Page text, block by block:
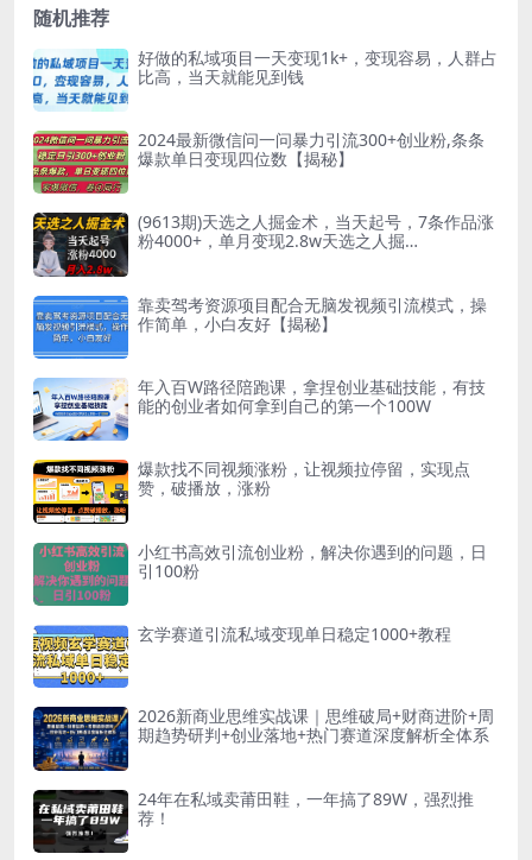
随机推荐
好做的私域项目一天变现1k+，变现容易，人群占
比高，当天就能见到钱
2024最新微信问一问暴力引流300+创业粉,条条
爆款单日变现四位数【揭秘】
(9613期)天选之人掘金术，当天起号，7条作品涨
粉4000+，单月变现2.8w天选之人掘…
靠卖驾考资源项目配合无脑发视频引流模式，操
作简单，小白友好【揭秘】
年入百W路径陪跑课，拿捏创业基础技能，有技
能的创业者如何拿到自己的第一个100W
爆款找不同视频涨粉，让视频拉停留，实现点
赞，破播放，涨粉
小红书高效引流创业粉，解决你遇到的问题，日
引100粉
玄学赛道引流私域变现单日稳定1000+教程
2026新商业思维实战课｜思维破局+财商进阶+周
期趋势研判+创业落地+热门赛道深度解析全体系
24年在私域卖莆田鞋，一年搞了89W，强烈推
荐！